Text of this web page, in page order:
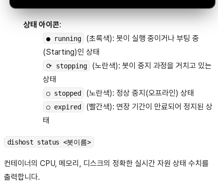
상태 아이콘:
● running
(초록색): 봇이 실행 중이거나 부팅 중
(Starting)인 상태
⟳ stopping
(노란색): 봇이 중지 과정을 거치고 있는
상태
○ stopped (노란색): 정상 중지(오프라인) 상태
○ expired
(빨간색): 연장 기간이 만료되어 정지된 상
태
dishost status <봇이름>
컨테이너의 CPU, 메모리, 디스크의 정확한 실시간 자원 상태 수치를
출력합니다.